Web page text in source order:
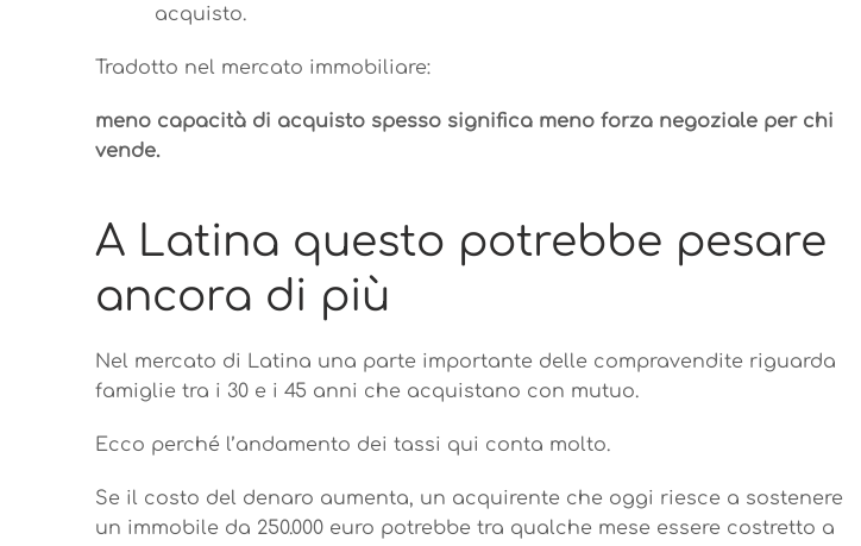
acquisto.
Tradotto nel mercato immobiliare:
meno capacità di acquisto spesso significa meno forza negoziale per chi
vende.
A Latina questo potrebbe pesare
ancora di più
Nel mercato di Latina una parte importante delle compravendite riguarda
famiglie tra i 30 e i 45 anni che acquistano con mutuo.
Ecco perché l’andamento dei tassi qui conta molto.
Se il costo del denaro aumenta, un acquirente che oggi riesce a sostenere
un immobile da 250.000 euro potrebbe tra qualche mese essere costretto a